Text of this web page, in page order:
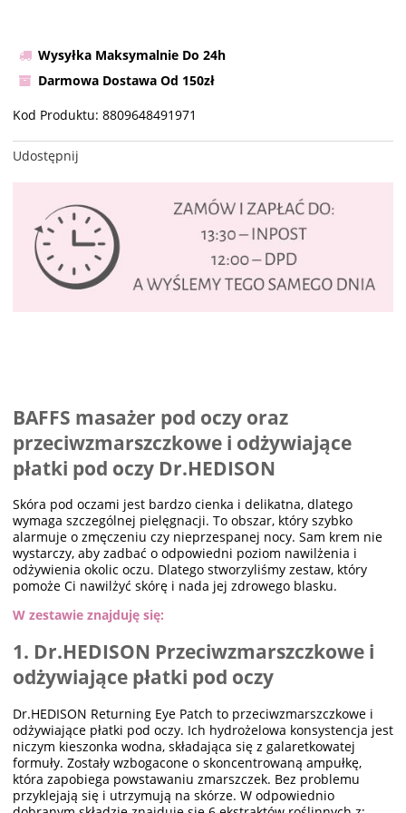
Wysyłka Maksymalnie Do 24h
Darmowa Dostawa Od 150zł
Kod Produktu: 8809648491971
Udostępnij
BAFFS masażer pod oczy oraz
przeciwzmarszczkowe i odżywiające
płatki pod oczy Dr.HEDISON
Skóra pod oczami jest bardzo cienka i delikatna, dlatego
wymaga szczególnej pielęgnacji. To obszar, który szybko
alarmuje o zmęczeniu czy nieprzespanej nocy. Sam krem nie
wystarczy, aby zadbać o odpowiedni poziom nawilżenia i
odżywienia okolic oczu. Dlatego stworzyliśmy zestaw, który
pomoże Ci nawilżyć skórę i nada jej zdrowego blasku.
W zestawie znajduję się:
1. Dr.HEDISON Przeciwzmarszczkowe i
odżywiające płatki pod oczy
Dr.HEDISON Returning Eye Patch to przeciwzmarszczkowe i
odżywiające płatki pod oczy. Ich hydrożelowa konsystencja jest
niczym kieszonka wodna, składająca się z galaretkowatej
formuły. Zostały wzbogacone o skoncentrowaną ampułkę,
która zapobiega powstawaniu zmarszczek. Bez problemu
przyklejają się i utrzymują na skórze. W odpowiednio